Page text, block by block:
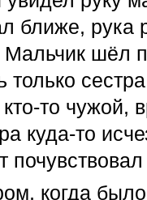
ближе, рука
Мальчик шёл
только
то
куда-то
когда